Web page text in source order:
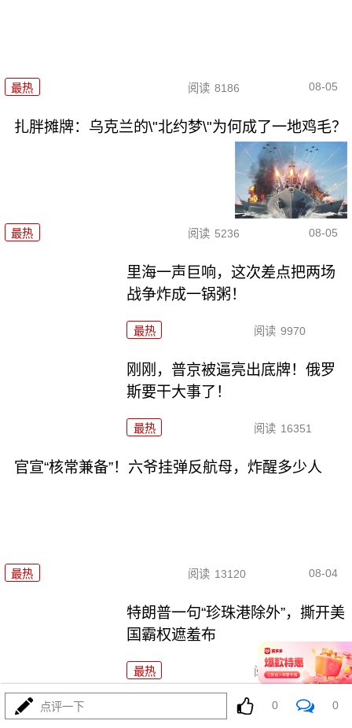
最热 阅读 8186 08-05
扎胖摊牌：乌克兰的\"北约梦\"为何成了一地鸡毛？
最热 阅读 5236 08-05
里海一声巨响，这次差点把两场
战争炸成一锅粥！
最热 阅读 9970
刚刚，普京被逼亮出底牌！俄罗
斯要干大事了！
最热 阅读 16351
官宣“核常兼备”！六爷挂弹反航母，炸醒多少人
最热 阅读 13120 08-04
特朗普一句“珍珠港除外”，撕开美
国霸权遮羞布
最热 阅读 12075
灭人种？以色列这波操作，连特
点评一下 0 0